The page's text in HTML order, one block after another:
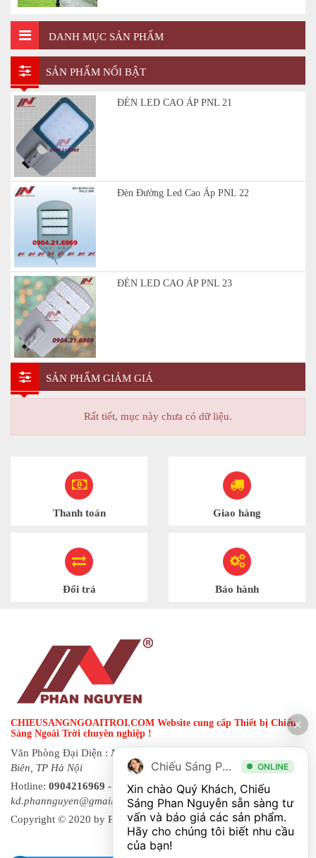
DANH MỤC SẢN PHẨM
SẢN PHẨM NỔI BẬT
ĐÈN LED CAO ÁP PNL 21
Đèn Đường Led Cao Áp PNL 22
ĐÈN LED CAO ÁP PNL 23
SẢN PHẨM GIẢM GIÁ
Rất tiết, mục này chưa có dữ liệu.
Thanh toán Giao hàng
Đổi trả Bảo hành
CHIEUSANGNGOAITROI.COM Website cung cấp Thiết bị Chiếu
Sáng Ngoài Trời chuyên nghiệp !
Văn Phòng Đại Diện : Ngõ 144 đường Hạ Trại, phường Long
Biên, TP Hà Nội
Hotline: 0904216969 - Fax:0243 873 8822| Email:
kd.phannguyen@gmail.com
Copyright © 2020 by Phan Nguyen. All rights reserved.
Chiếu Sáng Phan Nguyễn ONLINE
Xin chào Quý Khách, Chiếu
Sáng Phan Nguyễn sẵn sàng tư
vấn và báo giá các sản phẩm.
Hãy cho chúng tôi biết nhu cầu